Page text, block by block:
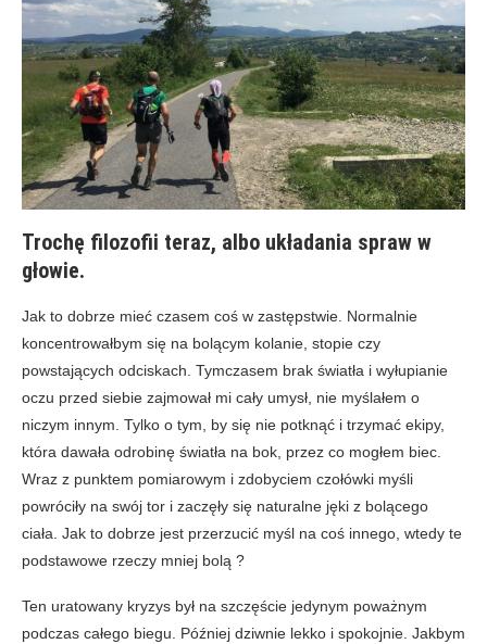
Trochę filozofii teraz, albo układania spraw w
głowie.
Jak to dobrze mieć czasem coś w zastępstwie. Normalnie
koncentrowałbym się na bolącym kolanie, stopie czy
powstających odciskach. Tymczasem brak światła i wyłupianie
oczu przed siebie zajmował mi cały umysł, nie myślałem o
niczym innym. Tylko o tym, by się nie potknąć i trzymać ekipy,
która dawała odrobinę światła na bok, przez co mogłem biec.
Wraz z punktem pomiarowym i zdobyciem czołówki myśli
powróciły na swój tor i zaczęły się naturalne jęki z bolącego
ciała. Jak to dobrze jest przerzucić myśl na coś innego, wtedy te
podstawowe rzeczy mniej bolą ?
Ten uratowany kryzys był na szczęście jedynym poważnym
podczas całego biegu. Później dziwnie lekko i spokojnie. Jakbym